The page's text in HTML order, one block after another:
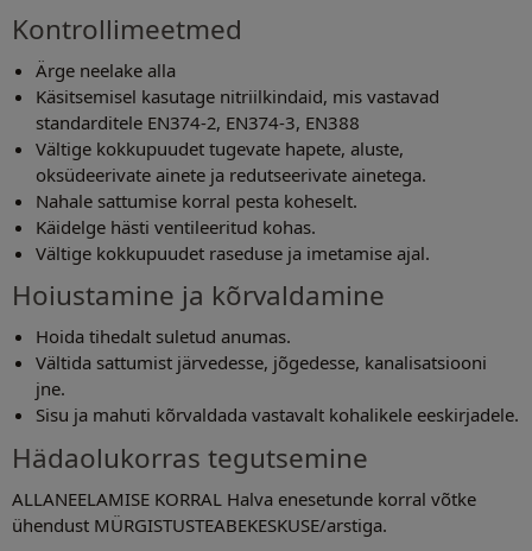
Kontrollimeetmed
Ärge neelake alla
Käsitsemisel kasutage nitriilkindaid, mis vastavad
standarditele EN374-2, EN374-3, EN388
Vältige kokkupuudet tugevate hapete, aluste,
oksüdeerivate ainete ja redutseerivate ainetega.
Nahale sattumise korral pesta koheselt.
Käidelge hästi ventileeritud kohas.
Vältige kokkupuudet raseduse ja imetamise ajal.
Hoiustamine ja kõrvaldamine
Hoida tihedalt suletud anumas.
Vältida sattumist järvedesse, jõgedesse, kanalisatsiooni
jne.
Sisu ja mahuti kõrvaldada vastavalt kohalikele eeskirjadele.
Hädaolukorras tegutsemine
ALLANEELAMISE KORRAL Halva enesetunde korral võtke
ühendust MÜRGISTUSTEABEKESKUSE/arstiga.